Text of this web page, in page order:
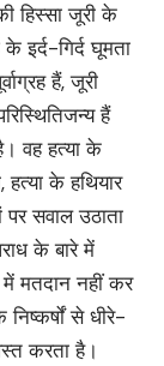
हिस्सा जूरी के
इर्द-गिर्द घूमता
हैं, जूरी
हैं
वह हत्या के
के हथियार
सवाल उठाता
के बारे में
मतदान नहीं कर
से धीरे-
करता है।